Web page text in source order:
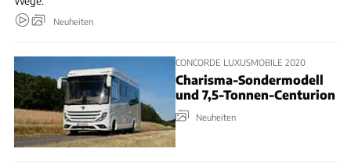
Neuheiten
CONCORDE LUXUSMOBILE 2020
Charisma-Sondermodell
und 7,5-Tonnen-Centurion
Neuheiten